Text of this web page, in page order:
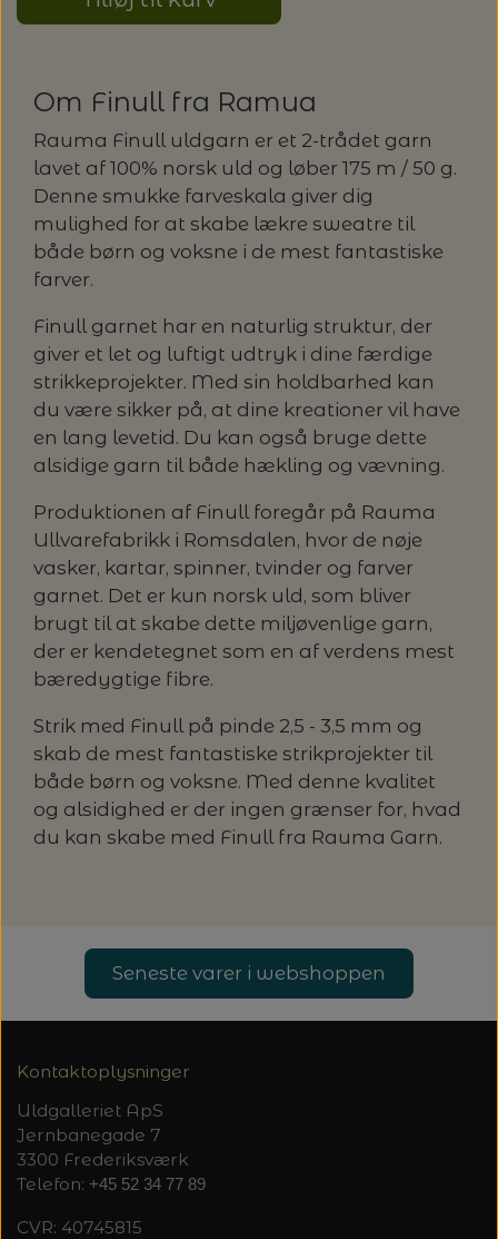
POMP STITCH - BRODERI - SPAR 30-35%
PÅ ALLE KITS
SPAR 40% - GLERUPS STØVLER BØRN (STR.
PERMIN: SPAR 30% PÅ ALLE
JULEBRODERIER
BALDYRE: UDVALGTE BRODERIER - SPAR
20%
PASCUALI
RAUMA GARN
PERMIN
SOMMERGARN
MY FAVOURITE THINGS KNITWEAR
ODD ROW
OTHER LOOPS
RAUMA
SUSIE HAUMANN
MASKEWIRES
MÅLEBÅND / PINDEMÅLERE
OPSKRIFTHOLDER FRA KNITPRO -
SAKSE
STRIKKE- OG SYNÅLE
SYTRÅD
TRYKLÅSE
Om Finull fra Ramua
Rauma Finull uldgarn er et 2-trådet garn
lavet af 100% norsk uld og løber 175 m / 50 g.
Denne smukke farveskala giver dig
mulighed for at skabe lækre sweatre til
både børn og voksne i de mest fantastiske
farver.
Finull garnet har en naturlig struktur, der
giver et let og luftigt udtryk i dine færdige
strikkeprojekter. Med sin holdbarhed kan
du være sikker på, at dine kreationer vil have
en lang levetid. Du kan også bruge dette
alsidige garn til både hækling og vævning.
Produktionen af Finull foregår på Rauma
Ullvarefabrikk i Romsdalen, hvor de nøje
vasker, kartar, spinner, tvinder og farver
garnet. Det er kun norsk uld, som bliver
brugt til at skabe dette miljøvenlige garn,
der er kendetegnet som en af verdens mest
bæredygtige fibre.
Strik med Finull på pinde 2,5 - 3,5 mm og
skab de mest fantastiske strikprojekter til
både børn og voksne. Med denne kvalitet
og alsidighed er der ingen grænser for, hvad
du kan skabe med Finull fra Rauma Garn.
Seneste varer i webshoppen
Kontaktoplysninger
Uldgalleriet ApS
Jernbanegade 7
3300 Frederiksværk
Telefon: +45 52 34 77 89
CVR: 40745815